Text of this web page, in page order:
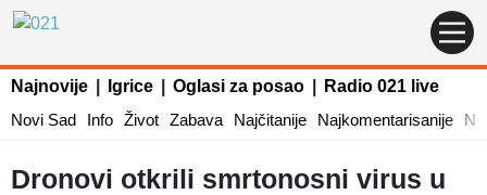
Najnovije Igrice Oglasi za posao
Radio 021 live
Novi Sad
Info Život Zabava Najčitanije Najkomentarisanije
Dronovi otkrili smrtonosni virus u